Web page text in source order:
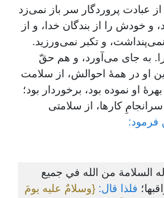
عبادت پروردگار سر باز نمی‌زد
خودش را از بندگان خدا، و از
و تکبر نمی‌ورزید.
به جای می‌آورد، و هم حقّ
او در همۀ احوالش، از سلامت
او نموده بود، برخوردار بود؛
کارها، از سلامتی
فرمود:
السلامة من الله في جميع
فلذا قال: {وسلامٌ عليه يومَ